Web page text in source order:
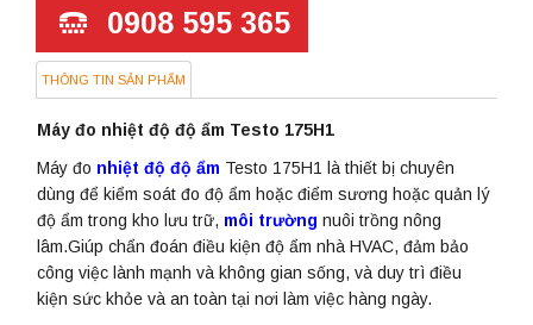
0908 595 365
THÔNG TIN SẢN PHẨM
Máy đo nhiệt độ độ ẩm Testo 175H1
Máy đo nhiệt độ độ ẩm Testo 175H1 là thiết bị chuyên
dùng để kiểm soát đo độ ẩm hoặc điểm sương hoặc quản lý
độ ẩm trong kho lưu trữ, môi trường nuôi trồng nông
lâm.Giúp chẩn đoán điều kiện độ ẩm nhà HVAC, đảm bảo
công việc lành mạnh và không gian sống, và duy trì điều
kiện sức khỏe và an toàn tại nơi làm việc hàng ngày.